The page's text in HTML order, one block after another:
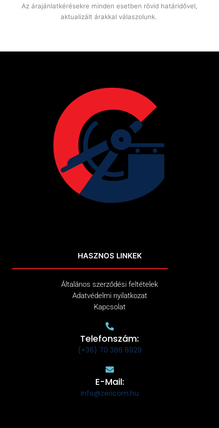
Az árajánlatkérésekre minden esetben rövid határidővel,
aktualizált árakkal válaszolunk.
HASZNOS LINKEK
Általános szerződési feltételek
Adatvédelmi nyilatkozat
Kapcsolat
Telefonszám:
(+36) 70 386 6929
E-Mail:
info@zericom.hu